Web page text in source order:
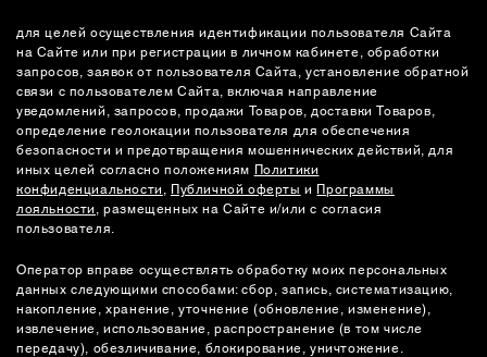
для целей осуществления идентификации пользователя Сайта
на Сайте или при регистрации в личном кабинете, обработки
запросов, заявок от пользователя Сайта, установление обратной
связи с пользователем Сайта, включая направление
уведомлений, запросов, продажи Товаров, доставки Товаров,
определение геолокации пользователя для обеспечения
безопасности и предотвращения мошеннических действий, для
иных целей согласно положениям Политики
конфиденциальности Публичной оферты и Программы
лояльности , размещенных на Сайте и/или с согласия
пользователя.
Оператор вправе осуществлять обработку моих персональных
данных следующими способами: сбор, запись, систематизацию,
накопление, хранение, уточнение (обновление, изменение),
извлечение, использование, распространение (в том числе
передачу), обезличивание, блокирование, уничтожение.